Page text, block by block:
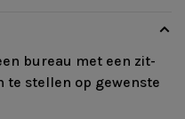
bureau met een zit-
te stellen op gewenste